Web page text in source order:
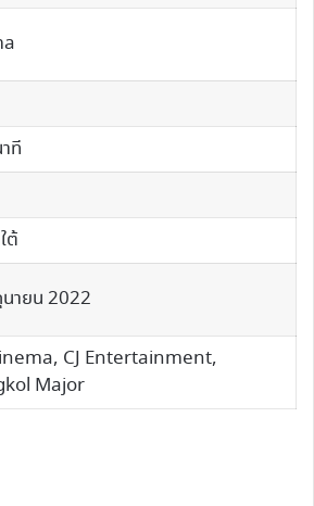
ที
ต้
ายน 2022
CJ Entertainment,​
Major